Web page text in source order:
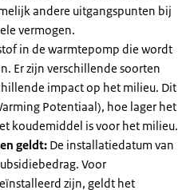
andere uitgangspunten bij
vermogen.
in de warmtepomp die wordt
Er zijn verschillende soorten
impact op het milieu. Dit
Potentiaal), hoe lager het
koudemiddel is voor het milieu.
geldt: De installatiedatum van
Voor
zijn, geldt het